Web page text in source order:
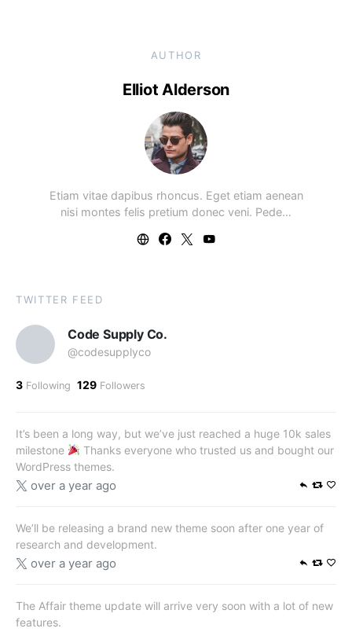
AUTHOR
Elliot Alderson
Etiam vitae dapibus rhoncus. Eget etiam aenean
nisi montes felis pretium donec veni. Pede…
TWITTER FEED
Code Supply Co.
@codesupplyco
3 Following 129 Followers
It’s been a long way, but we’ve just reached a huge 10k sales
milestone
Thanks everyone who trusted us and bought our
WordPress themes.
over a year ago
We’ll be releasing a brand new theme soon after one year of
research and development.
over a year ago
The Affair theme update will arrive very soon with a lot of new
features.